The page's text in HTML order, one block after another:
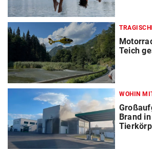
Teich
WOHIN
Brand in